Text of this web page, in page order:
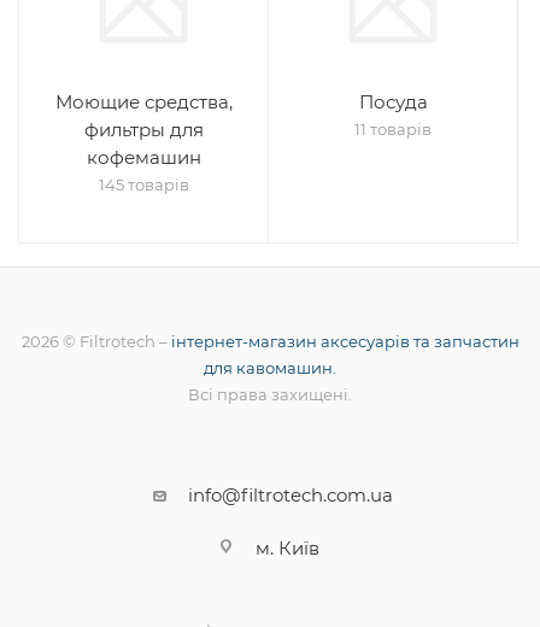
Моющие средства,
фильтры для
кофемашин
145 товарів
Посуда
11 товарів
2026 © Filtrotech – інтернет-магазин аксесуарів та запчастин
для кавомашин.
Всі права захищені.
info@filtrotech.com.ua
м. Київ